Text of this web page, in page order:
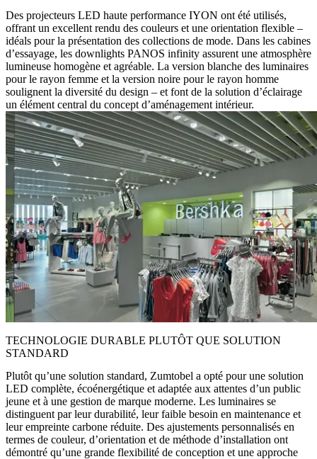
Des projecteurs LED haute performance IYON ont été utilisés,
offrant un excellent rendu des couleurs et une orientation flexible –
idéals pour la présentation des collections de mode. Dans les cabines
d’essayage, les downlights PANOS infinity assurent une atmosphère
lumineuse homogène et agréable. La version blanche des luminaires
pour le rayon femme et la version noire pour le rayon homme
soulignent la diversité du design – et font de la solution d’éclairage
un élément central du concept d’aménagement intérieur.
TECHNOLOGIE DURABLE PLUTÔT QUE SOLUTION
STANDARD
Plutôt qu’une solution standard, Zumtobel a opté pour une solution
LED complète, écoénergétique et adaptée aux attentes d’un public
jeune et à une gestion de marque moderne. Les luminaires se
distinguent par leur durabilité, leur faible besoin en maintenance et
leur empreinte carbone réduite. Des ajustements personnalisés en
termes de couleur, d’orientation et de méthode d’installation ont
démontré qu’une grande flexibilité de conception et une approche